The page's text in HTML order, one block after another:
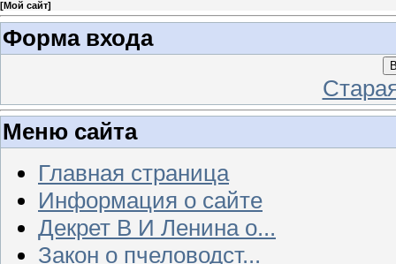
[Мой сайт]
Форма входа
Меню сайта
Главная страница
Информация о сайте
Декрет В И Ленина о...
Закон о пчеловодст...